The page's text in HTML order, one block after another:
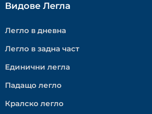
Видове Легла
Легло в дневна
Легло в задна част
Единични легла
Падащо легло
Кралско легло